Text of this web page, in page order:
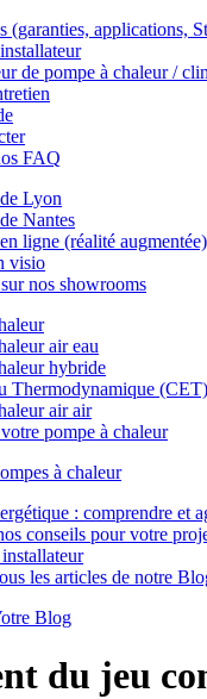
(garanties, applications,
de pompe à chaleur /
FAQ
Lyon
Nantes
ligne (réalité augmentée)
visio
nos showrooms
air eau
hybride
Thermodynamique (CET)
air air
pompe à chaleur
à chaleur
: comprendre et
conseils pour votre
les articles de notre
Blog
du jeu